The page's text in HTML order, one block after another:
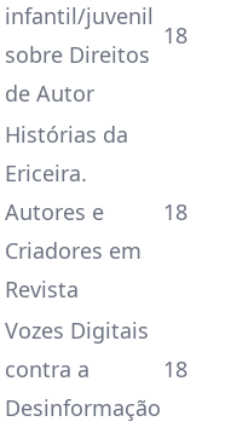
infantil/juvenil
sobre Direitos
de Autor
18
Histórias da
Ericeira.
Autores e
Criadores em
Revista
18
Vozes Digitais
contra a
Desinformação
18